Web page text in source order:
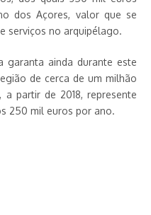
dos Açores, valor que se
serviços no arquipélago.
garanta ainda durante este
de cerca de um milhão
partir de 2018, represente
250 mil euros por ano.